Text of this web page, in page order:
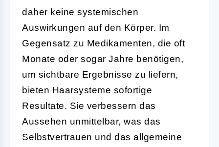
daher keine systemischen
Auswirkungen auf den Körper. Im
Gegensatz zu Medikamenten, die oft
Monate oder sogar Jahre benötigen,
um sichtbare Ergebnisse zu liefern,
bieten Haarsysteme sofortige
Resultate. Sie verbessern das
Aussehen unmittelbar, was das
Selbstvertrauen und das allgemeine